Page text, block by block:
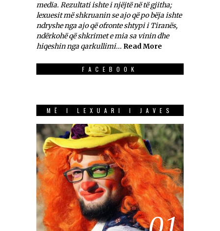
media. Rezultati ishte i njëjtë në të gjitha;
lexuesit më shkruanin se ajo që po bëja ishte
ndryshe nga ajo që ofronte shtypi i Tiranës,
ndërkohë që shkrimet e mia sa vinin dhe
hiqeshin nga qarkullimi... Read More
FACEBOOK
MË I LEXUARI I JAVES